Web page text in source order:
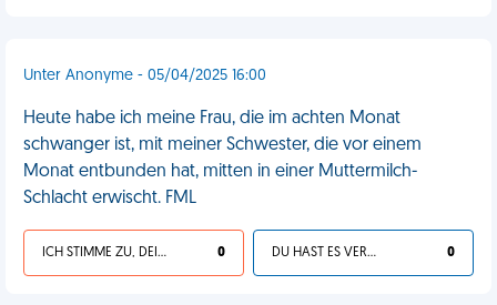
Unter Anonyme - 05/04/2025 16:00
Heute habe ich meine Frau, die im achten Monat
schwanger ist, mit meiner Schwester, die vor einem
Monat entbunden hat, mitten in einer Muttermilch-
Schlacht erwischt. FML
ICH STIMME ZU, DEIN LEBEN IST SCHEISSE 0 DU HAST ES VERDIENT 0